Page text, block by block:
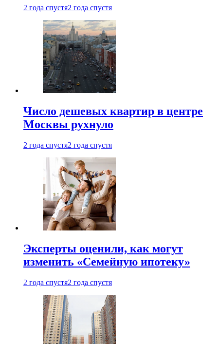
2 года спустя2 года спустя
Число дешевых квартир в центре
Москвы рухнуло
2 года спустя2 года спустя
Эксперты оценили, как могут
изменить «Семейную ипотеку»
2 года спустя2 года спустя